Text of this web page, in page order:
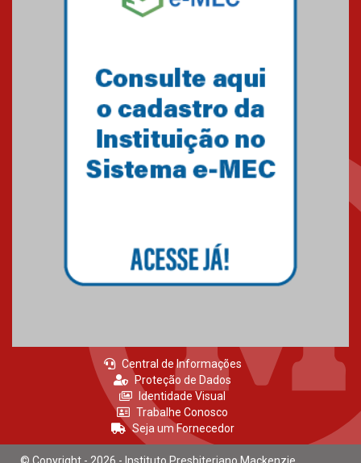
Primeiro culto do ano ressalta o
27.02.2026
Central de Informações
Proteção de Dados
Identidade Visual
Trabalhe Conosco
Seja um Fornecedor
© Copyright - 2026 - Instituto Presbiteriano Mackenzie